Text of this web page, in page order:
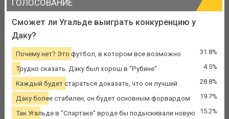
ГОЛОСОВАНИЕ
Сможет ли Угальде выиграть конкуренцию у
Даку?
Почему нет? Это футбол, в котором все возможно 31.8%
Трудно сказать. Даку был хорош в "Рубине" 4.5%
Каждый будет стараться доказать, что он лучший 28.8%
Даку более стабилен, он будет основным форвардом 19.7%
Так Угальде в "Спартаке" вроде бы подыскивали новую
15.2%